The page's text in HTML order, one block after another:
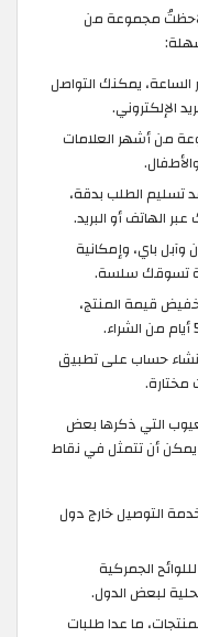
مجموعة من
الساعة، يمكنك التواصل
الإلكتروني.
من أشهر العلامات
تسليم الطلب بدقة،
الهاتف أو البريد.
وآبل باي، وإمكانية
تسوقك سلسة.
قيمة المنتج،
إنشاء حساب على تطبيق
مختارة.
التي ذكرها بعض
يمكن أن تتمثل في نقاط
التوصيل خارج دول
الجمركية
لبعض الدول.
ما عدا طلبات